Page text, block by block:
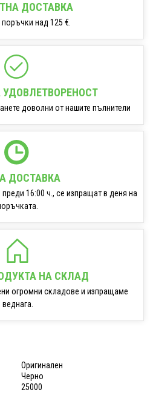
ДОСТАВКА
над 125 €.
УДОВЛЕТВОРЕНОСТ
доволни от нашите пълнители
ДОСТАВКА
16:00 ч., се изпращат в деня на
НА СКЛАД
огромни складове и изпращаме
веднага.
Оригинален
Черно
25000